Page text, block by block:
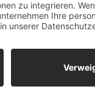
Alle Rechte vorbehalten.